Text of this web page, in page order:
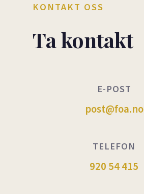
KONTAKT OSS
Ta kontakt
E-POST
post@foa.no
TELEFON
920 54 415